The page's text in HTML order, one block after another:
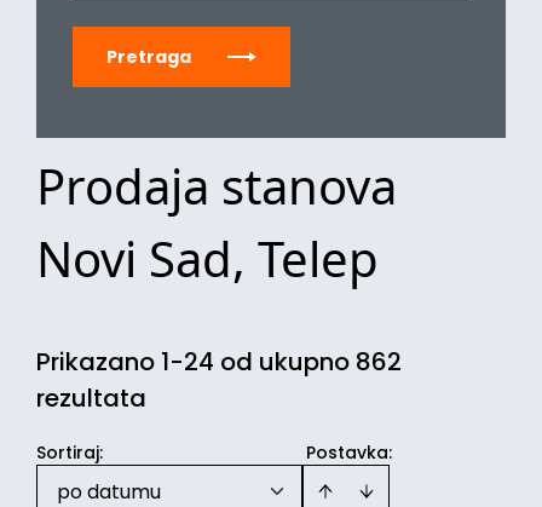
Pretraga
Prodaja stanova
Novi Sad, Telep
Prikazano 1-24 od ukupno 862
rezultata
Postavka:
Sortiraj:
po datumu